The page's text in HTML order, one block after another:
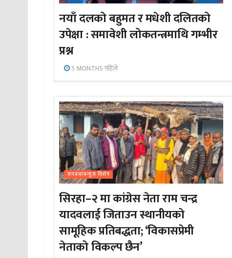
नयाँ दलको बहुमत र मधेशी दलितको
उपेक्षा : समावेशी लोकतन्त्रमाथि गम्भीर
प्रश्न
5 MONTHS पहिले
जनप्रभाबन्युज विशेष
सिरहा–२ मा कांग्रेस नेता राम चन्द्र
यादवलाई जिताउन स्थानीयको
सामूहिक प्रतिबद्धता; ‘विकासप्रेमी
नेताको विकल्प छैन’